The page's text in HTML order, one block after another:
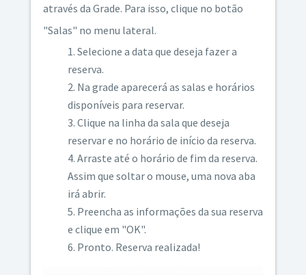
através da Grade. Para isso, clique no botão
"Salas" no menu lateral.
Selecione a data que deseja fazer a
reserva.
Na grade aparecerá as salas e horários
disponíveis para reservar.
Clique na linha da sala que deseja
reservar e no horário de início da reserva.
Arraste até o horário de fim da reserva.
Assim que soltar o mouse, uma nova aba
irá abrir.
Preencha as informações da sua reserva
e clique em "OK".
Pronto. Reserva realizada!